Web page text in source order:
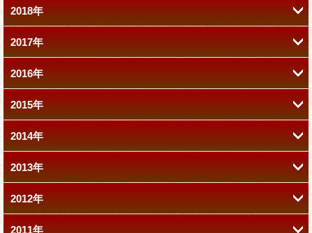
6月 (1)
5月 (1)
4月 (1)
3月 (1)
2月 (1)
1月 (1)
3月 (2)
2月 (1)
1月 (1)
8月 (1)
7月 (1)
6月 (1)
5月 (1)
4月 (1)
3月 (1)
2月 (3)
9月 (1)
8月 (1)
7月 (1)
6月 (1)
4月 (2)
2月 (1)
1月 (2)
9月 (1)
8月 (1)
7月 (1)
6月 (1)
5月 (1)
4月 (1)
2月 (1)
11月 (2)
10月 (1)
9月 (1)
8月 (1)
7月 (1)
5月 (2)
4月 (2)
12月 (2)
11月 (1)
10月 (1)
8月 (2)
6月 (2)
4月 (1)
3月 (2)
2018年
12月 (2)
11月 (1)
9月 (2)
7月 (2)
6月 (1)
5月 (1)
2017年
12月 (1)
11月 (2)
9月 (1)
8月 (2)
7月 (1)
2016年
12月 (2)
10月 (1)
9月 (2)
7月 (2)
2015年
12月 (2)
10月 (2)
9月 (1)
2014年
12月 (2)
11月 (1)
2013年
12月 (1)
2012年
12月 (1)
2011年